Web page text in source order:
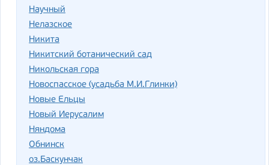
Научный
Нелазское
Никита
Никитский ботанический сад
Никольская гора
Новоспасское (усадьба М.И.Глинки)
Новые Ельцы
Новый Иерусалим
Няндома
Обнинск
оз.Баскунчак